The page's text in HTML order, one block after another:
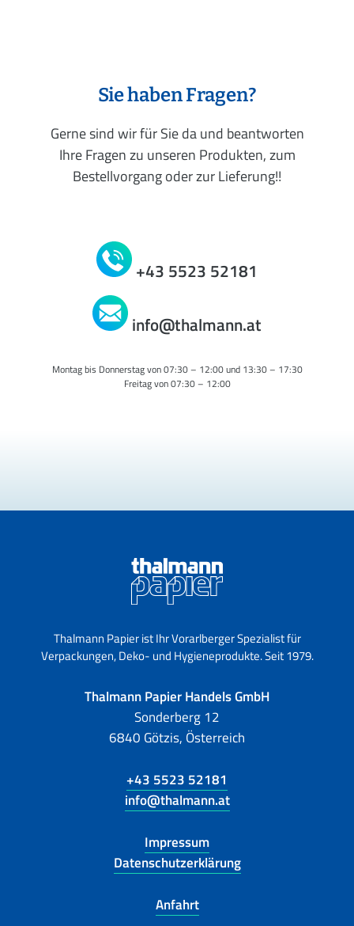
Sie haben Fragen?
Gerne sind wir für Sie da und beantworten
Ihre Fragen zu unseren Produkten, zum
Bestellvorgang oder zur Lieferung!!
+43 5523 52181
info@thalmann.at
Montag bis Donnerstag von 07:30 – 12:00 und 13:30 – 17:30
Freitag von 07:30 – 12:00
Thalmann Papier ist Ihr Vorarlberger Spezialist für
Verpackungen, Deko- und Hygieneprodukte. Seit 1979.
Thalmann Papier Handels GmbH
Sonderberg 12
6840 Götzis, Österreich
+43 5523 52181
info@thalmann.at
Impressum
Datenschutzerklärung
Anfahrt